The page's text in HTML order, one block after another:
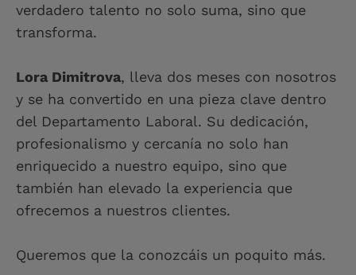
verdadero talento no solo suma, sino que
transforma.
Lora Dimitrova, lleva dos meses con nosotros
y se ha convertido en una pieza clave dentro
del Departamento Laboral. Su dedicación,
profesionalismo y cercanía no solo han
enriquecido a nuestro equipo, sino que
también han elevado la experiencia que
ofrecemos a nuestros clientes.
Queremos que la conozcáis un poquito más.